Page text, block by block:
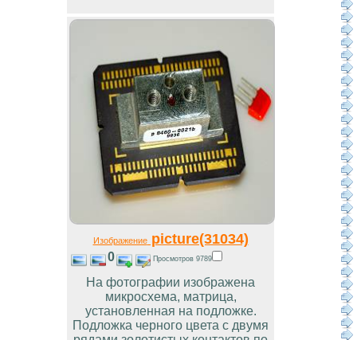
Изображениеpicture(31034)
0 Просмотров 9789
На фотографии изображена
микросхема, матрица,
установленная на подложке.
Подложка черного цвета с двумя